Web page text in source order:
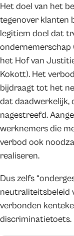
Het doel van het
tegenover klanten
legitiem doel dat
ondernemerschap
het Hof van
Kokott). Het
bijdraagt tot het
dat daadwerkelijk,
nagestreefd.
werknemers die
verbod ook
realiseren.
Dus zelfs
neutraliteitsbeleid
verbonden
discriminatietoets.